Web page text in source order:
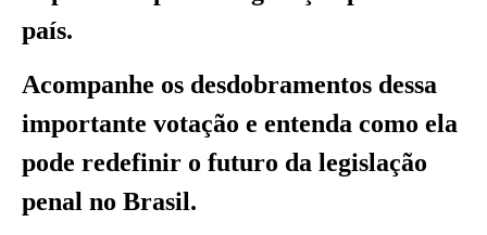
país.
Acompanhe os desdobramentos dessa
importante votação e entenda como ela
pode redefinir o futuro da legislação
penal no Brasil.